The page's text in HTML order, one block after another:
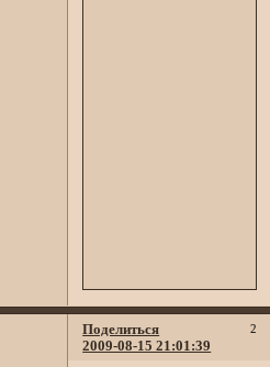
Поделиться 2
2009-08-15 21:01:39